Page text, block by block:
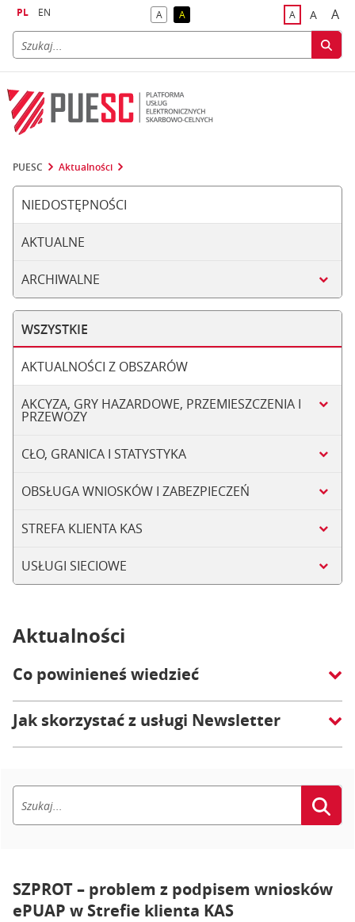
PL EN Akontrast domyślny
Akontrast żółty tekst na czarnym tle
Adomyślna
A A
PUESC Aktualności
NIEDOSTĘPNOŚCI
AKTUALNE
ARCHIWALNE
WSZYSTKIE
AKTUALNOŚCI Z OBSZARÓW
AKCYZA, GRY HAZARDOWE, PRZEMIESZCZENIA I
PRZEWOZY
CŁO, GRANICA I STATYSTYKA
OBSŁUGA WNIOSKÓW I ZABEZPIECZEŃ
STREFA KLIENTA KAS
USŁUGI SIECIOWE
Aktualności
Co powinieneś wiedzieć
Jak skorzystać z usługi Newsletter
SZPROT – problem z podpisem wniosków
ePUAP w Strefie klienta KAS